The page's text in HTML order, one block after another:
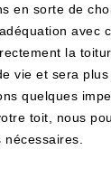
en sorte de
avec
la
vie et sera
quelques
toit, nous